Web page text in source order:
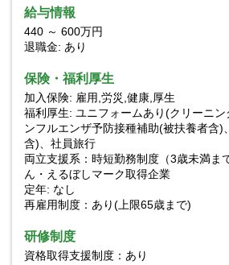
給与情報
440 ～ 600万円
退職金: あり
保険・福利厚生
加入保険: 雇用,労災,健康,厚生
福利厚生: ユニフォームあり(クリーニ
ンフルエンザ予防接種補助(被扶養者含)
含)、社員旅行
両立支援系：時短勤務制度（3歳未満ま
ん・えるぼしマーク取得企業
定年: なし
再雇用制度：あり(上限65歳まで)
研修制度
資格取得支援制度：あり